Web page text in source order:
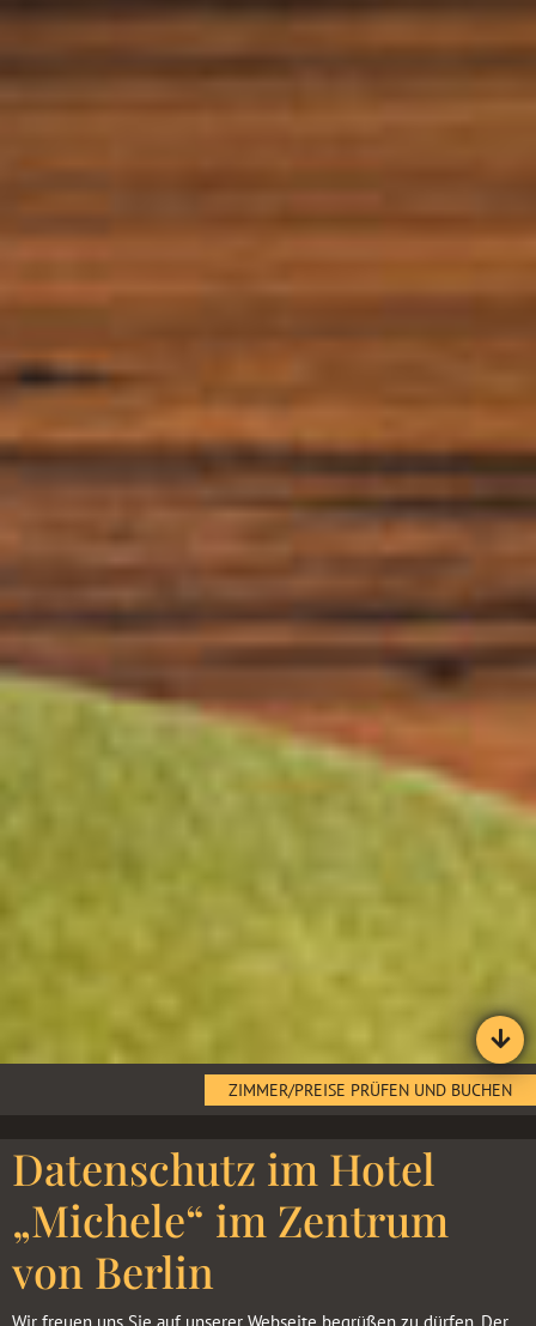
ZIMMER/PREISE PRÜFEN UND BUCHEN
Datenschutz im Hotel
„Michele“ im Zentrum
von Berlin